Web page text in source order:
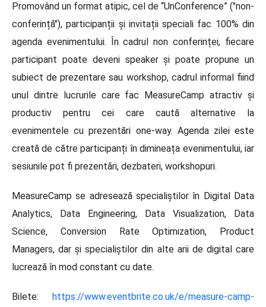
Promovând un format atipic, cel de “UnConference” ("non-
conferință"), participanții și invitații speciali fac 100% din
agenda evenimentului. În cadrul non conferinței, fiecare
participant poate deveni speaker și poate propune un
subiect de prezentare sau workshop, cadrul informal fiind
unul dintre lucrurile care fac MeasureCamp atractiv și
productiv pentru cei care caută alternative la
evenimentele cu prezentări one-way. Agenda zilei este
creată de către participanți în dimineața evenimentului, iar
sesiunile pot fi prezentări, dezbateri, workshopuri.
MeasureCamp se adresează specialiștilor în Digital Data
Analytics, Data Engineering, Data Visualization, Data
Science, Conversion Rate Optimization, Product
Managers, dar și specialiștilor din alte arii de digital care
lucrează în mod constant cu date.
Bilete: https://www.eventbrite.co.uk/e/measure-camp-